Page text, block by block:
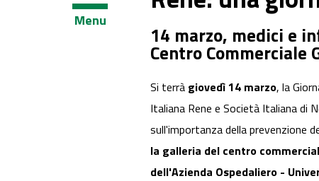
Menu
14 marzo, medici e
Centro
Si terrà giovedì 14 marzo, la
Italiana Rene e Società Italiana di
sull'importanza della prevenzione
la galleria del centro
dell'Azienda Ospedaliero -